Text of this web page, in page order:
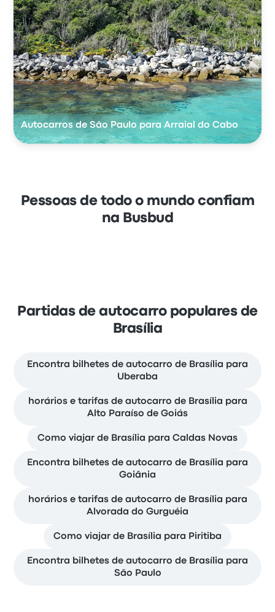
Autocarros de São Paulo para Arraial do Cabo
Pessoas de todo o mundo confiam
na Busbud
Partidas de autocarro populares de
Brasília
Encontra bilhetes de autocarro de Brasília para
Uberaba
horários e tarifas de autocarro de Brasília para
Alto Paraíso de Goiás
Como viajar de Brasília para Caldas Novas
Encontra bilhetes de autocarro de Brasília para
Goiânia
horários e tarifas de autocarro de Brasília para
Alvorada do Gurguéia
Como viajar de Brasília para Piritiba
Encontra bilhetes de autocarro de Brasília para
São Paulo